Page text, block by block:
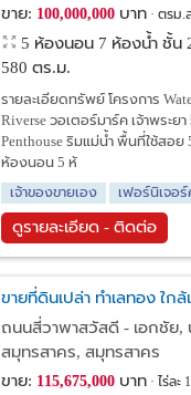
ขาย: 100,000,000บาท ตรม.
5 ห้องนอน 7 ห้องน้ำ ชั้น
580 ตร.ม.
รายละเอียดทรัพย์ โครงการ
Riverse วอเตอร์มาร์ค เจ้าพระยา
Penthouse ริมแม่น้ำ พื้นที่ใช้สอย
ห้องนอน 5 ห้
เจ้าของขายเอง
เฟอร์นิเจอ
ดูรายละเอียด - ติดต่อ
ขายที่ดินเปล่า ทำเลทอง ใก
ถนนสี่วาพาสวัสดี - เอกชัย,
สมุทรสาคร, สมุทรสาคร
ขาย: 115,675,000บาท ไร่ละ